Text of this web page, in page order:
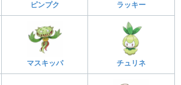
ピンプク ラッキー
マスキッパ チュリネ